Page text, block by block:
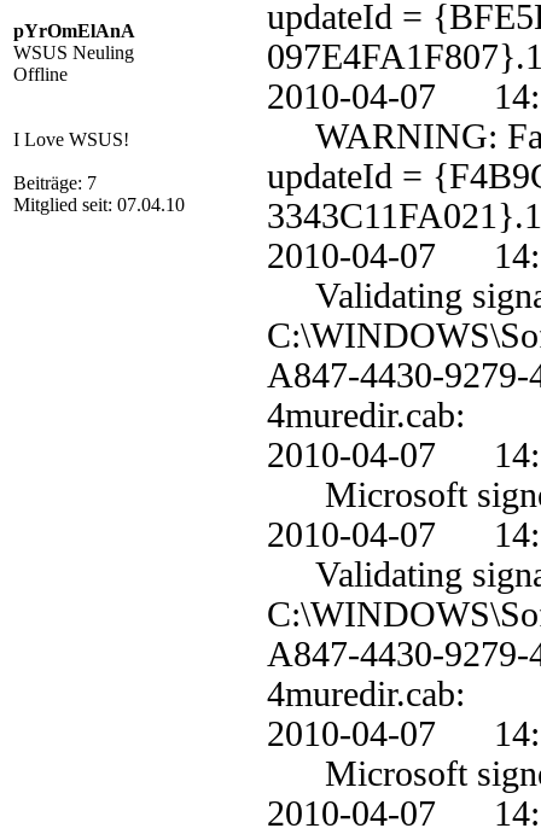
pYrOmElAnA
WSUS Neuling
Offline
I Love WSUS!
Beiträge: 7
Mitglied seit: 07.04.10
updateId =
2010-04-07
WARNING:
updateId =
2010-04-07
Validating
A847-4430-
4muredir.cab:
2010-04-07
Microsoft
2010-04-07
Validating
A847-4430-
4muredir.cab:
2010-04-07
Microsoft
2010-04-07